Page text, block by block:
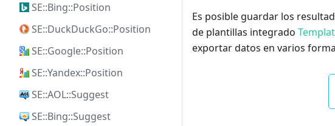
SE::Bing::Position
SE::DuckDuckGo::Position
SE::Google::Position
SE::Yandex::Position
SE::AOL::Suggest
SE::Bing::Suggest
Es posible guardar los
de plantillas integrado
exportar datos en varios